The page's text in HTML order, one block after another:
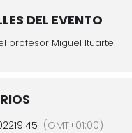
DEL EVENTO
profesor Miguel Ituarte
19:45 (GMT+01:00)